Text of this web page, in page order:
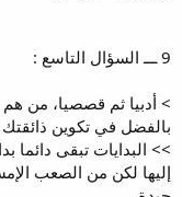
9 ـــ السؤال التاسع :
> أدبيا ثم قصصيا، من هم
بالفضل في تكوين ذائقتك
>> البدايات تبقى دائما
إليها لكن من الصعب